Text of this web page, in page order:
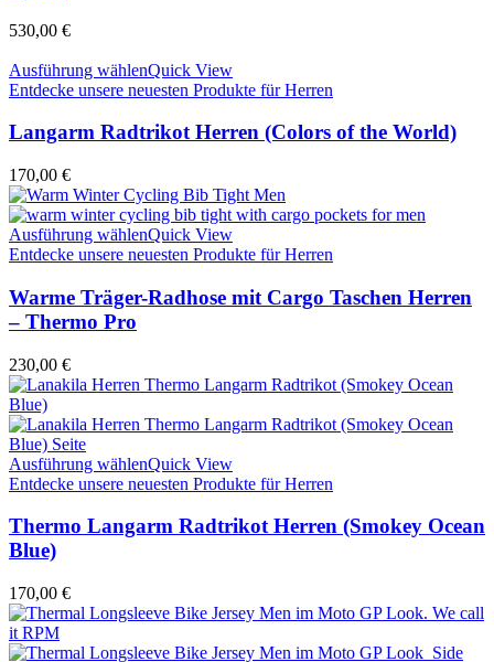
530,00 €
Ausführung wählenQuick View
Entdecke unsere neuesten Produkte für Herren
Langarm Radtrikot Herren (Colors of the World)
170,00 €
Ausführung wählenQuick View
Entdecke unsere neuesten Produkte für Herren
Warme Träger-Radhose mit Cargo Taschen Herren
– Thermo Pro
230,00 €
Ausführung wählenQuick View
Entdecke unsere neuesten Produkte für Herren
Thermo Langarm Radtrikot Herren (Smokey Ocean
Blue)
170,00 €